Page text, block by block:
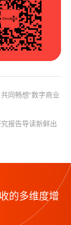
同畅想“数字商业
报告导读新鲜出
的多维度增